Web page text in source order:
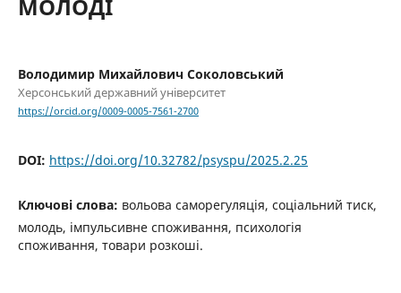
МОЛОДІ
Володимир Михайлович Соколовський
Херсонський державний університет
https://orcid.org/0009-0005-7561-2700
DOI: https://doi.org/10.32782/psyspu/2025.2.25
Ключові слова: вольова саморегуляція, соціальний тиск,
молодь, імпульсивне споживання, психологія
споживання, товари розкоші.